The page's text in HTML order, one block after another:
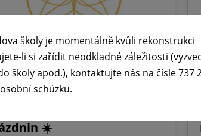
☀️
školy je momentálně kvůli rekonstrukci
li si zařídit neodkladné záležitosti
školy apod.), kontaktujte nás na čísle 737
schůzku.